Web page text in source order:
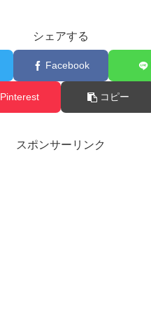
シェアする
Facebook
Pinterest コピー
スポンサーリンク